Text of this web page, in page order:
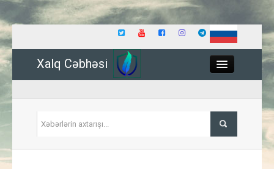
Xalq Cəbhəsi